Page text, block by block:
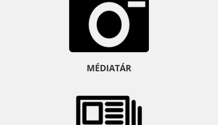
MÉDIATÁR